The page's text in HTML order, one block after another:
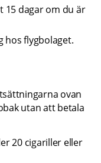
15 dagar om du är
hos flygbolaget.
ovan
utan att betala
20 cigariller eller